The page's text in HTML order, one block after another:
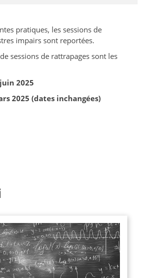
pratiques, les sessions de
impairs sont reportées.
sessions de rattrapages sont les
2025
2025 (dates inchangées)